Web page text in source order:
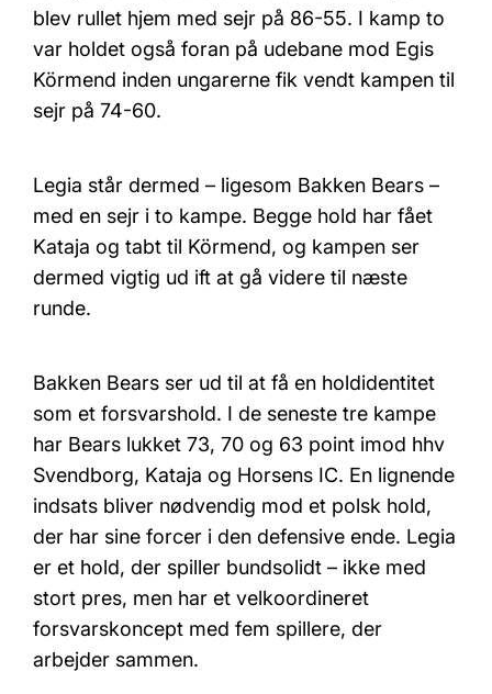
blev rullet hjem med sejr på 86-55. I kamp to
var holdet også foran på udebane mod Egis
Körmend inden ungarerne fik vendt kampen til
sejr på 74-60.
Legia står dermed – ligesom Bakken Bears –
med en sejr i to kampe. Begge hold har fået
Kataja og tabt til Körmend, og kampen ser
dermed vigtig ud ift at gå videre til næste
runde.
Bakken Bears ser ud til at få en holdidentitet
som et forsvarshold. I de seneste tre kampe
har Bears lukket 73, 70 og 63 point imod hhv
Svendborg, Kataja og Horsens IC. En lignende
indsats bliver nødvendig mod et polsk hold,
der har sine forcer i den defensive ende. Legia
er et hold, der spiller bundsolidt – ikke med
stort pres, men har et velkoordineret
forsvarskoncept med fem spillere, der
arbejder sammen.